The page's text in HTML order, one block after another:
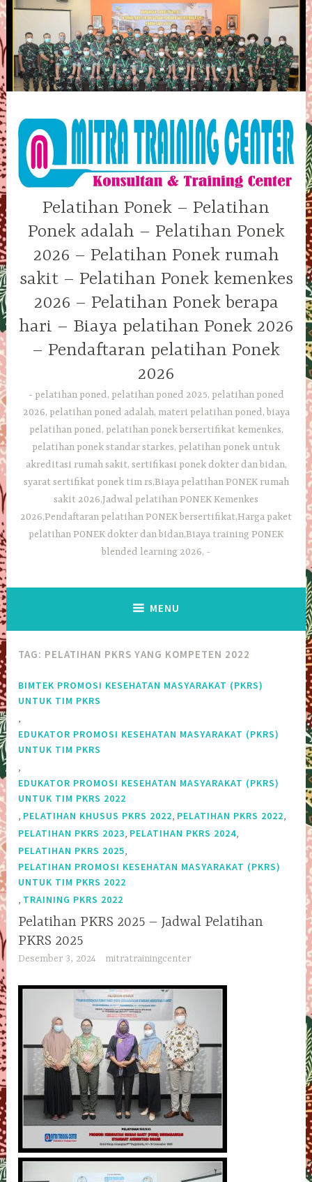
Skip
to
content
Pelatihan Ponek – Pelatihan
Ponek adalah – Pelatihan Ponek
2026 – Pelatihan Ponek rumah
sakit – Pelatihan Ponek kemenkes
2026 – Pelatihan Ponek berapa
hari – Biaya pelatihan Ponek 2026
– Pendaftaran pelatihan Ponek
2026
pelatihan poned, pelatihan poned 2025, pelatihan poned
2026, pelatihan poned adalah, materi pelatihan poned, biaya
pelatihan poned, pelatihan ponek bersertifikat kemenkes,
pelatihan ponek standar starkes, pelatihan ponek untuk
akreditasi rumah sakit, sertifikasi ponek dokter dan bidan,
syarat sertifikat ponek tim rs,Biaya pelatihan PONEK rumah
sakit 2026,Jadwal pelatihan PONEK Kemenkes
2026,Pendaftaran pelatihan PONEK bersertifikat,Harga paket
pelatihan PONEK dokter dan bidan,Biaya training PONEK
blended learning 2026,
MENU
TAG: PELATIHAN PKRS YANG KOMPETEN 2022
BIMTEK PROMOSI KESEHATAN MASYARAKAT (PKRS)
UNTUK TIM PKRS
,
EDUKATOR PROMOSI KESEHATAN MASYARAKAT (PKRS)
UNTUK TIM PKRS
,
EDUKATOR PROMOSI KESEHATAN MASYARAKAT (PKRS)
UNTUK TIM PKRS 2022
, PELATIHAN KHUSUS PKRS 2022, PELATIHAN PKRS 2022,
PELATIHAN PKRS 2023, PELATIHAN PKRS 2024,
PELATIHAN PKRS 2025,
PELATIHAN PROMOSI KESEHATAN MASYARAKAT (PKRS)
UNTUK TIM PKRS 2022
, TRAINING PKRS 2022
Pelatihan PKRS 2025 – Jadwal Pelatihan
PKRS 2025
Desember 3, 2024 mitratrainingcenter